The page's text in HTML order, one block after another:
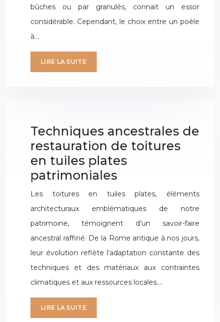
bûches ou par granulés, connait un essor
considérable. Cependant, le choix entre un poêle
à…
LIRE LA SUITE
Techniques ancestrales de
restauration de toitures
en tuiles plates
patrimoniales
Les toitures en tuiles plates, éléments
architecturaux emblématiques de notre
patrimoine, témoignent d’un savoir-faire
ancestral raffiné. De la Rome antique à nos jours,
leur évolution reflète l’adaptation constante des
techniques et des matériaux aux contraintes
climatiques et aux ressources locales….
LIRE LA SUITE